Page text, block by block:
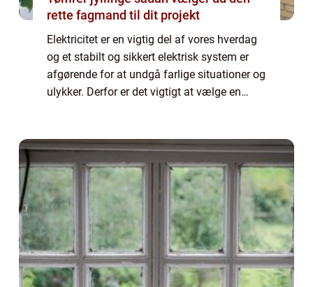
rette fagmand til dit projekt
Elektricitet er en vigtig del af vores hverdag
og et stabilt og sikkert elektrisk system er
afgørende for at undgå farlige situationer og
ulykker. Derfor er det vigtigt at vælge en